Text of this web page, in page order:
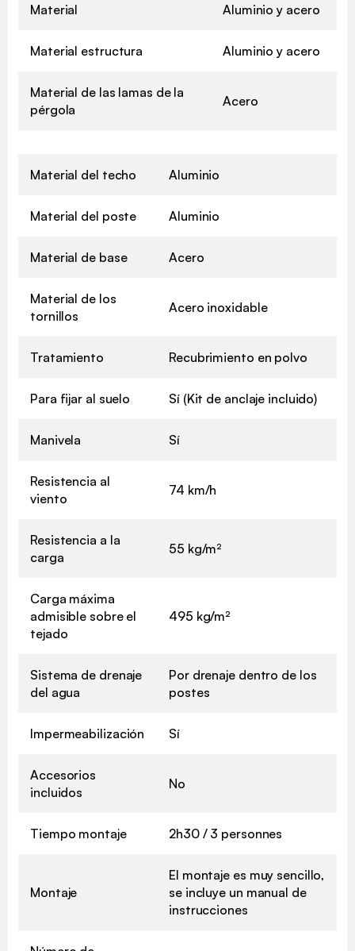
Material Aluminio y acero
Material estructura Aluminio y acero
Material de las lamas de la
pérgola
Acero
Material del techo Aluminio
Material del poste Aluminio
Material de base Acero
Material de los
tornillos
Acero inoxidable
Tratamiento Recubrimiento en polvo
Para fijar al suelo Sí (Kit de anclaje incluido)
Manivela Sí
Resistencia al
viento
74 km/h
Resistencia a la
carga
55 kg/m²
Carga máxima
admisible sobre el
tejado
495 kg/m²
Sistema de drenaje
del agua
Por drenaje dentro de los
postes
Impermeabilización Sí
Accesorios
incluidos
No
Tiempo montaje 2h30 / 3 personnes
Montaje
El montaje es muy sencillo,
se incluye un manual de
instrucciones